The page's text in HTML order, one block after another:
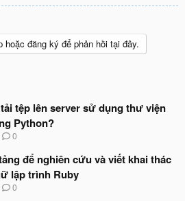
hoặc đăng ký để phản hồi tại đây.
tệp lên server sử dụng thư viện
Python?
0
để nghiên cứu và viết khai thác
lập trình Ruby
0